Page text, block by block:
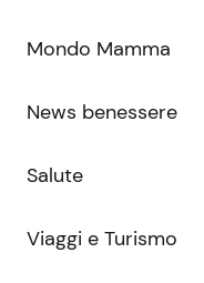
Mondo Mamma
News benessere
Salute
Viaggi e Turismo